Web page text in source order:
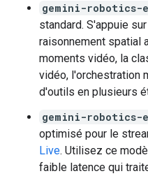
gemini-robotics-
standard. S'appuie
raisonnement spatial
moments vidéo, la
vidéo, l'orchestration
d'outils en plusieurs
gemini-robotics-
optimisé pour le
Live. Utilisez ce
faible latence qui